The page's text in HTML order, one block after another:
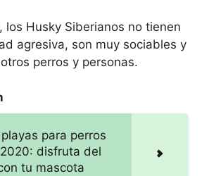
, los Husky Siberianos no tienen
agresiva, son muy sociables y
perros y personas.
para perros
disfruta del
tu mascota